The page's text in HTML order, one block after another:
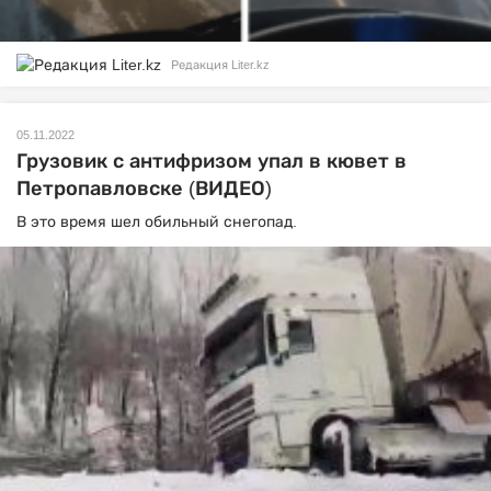
Редакция Liter.kz
05.11.2022
Грузовик с антифризом упал в кювет в
Петропавловске (ВИДЕО)
В это время шел обильный снегопад.